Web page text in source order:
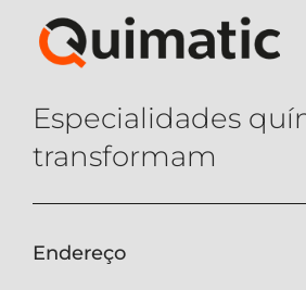
Especialidades
transformam
Endereço